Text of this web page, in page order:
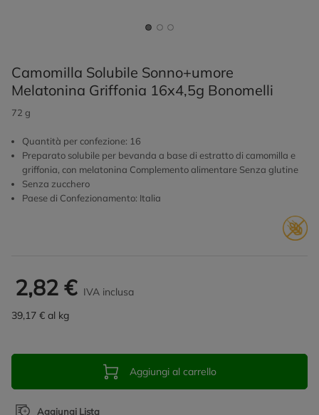
Camomilla Solubile Sonno+umore
Melatonina Griffonia 16x4,5g Bonomelli
72 g
Quantità per confezione: 16
Preparato solubile per bevanda a base di estratto di camomilla e
griffonia, con melatonina Complemento alimentare Senza glutine
Senza zucchero
Paese di Confezionamento: Italia
2,82 € IVA inclusa
39,17 € al kg
Aggiungi al carrello
Aggiungi Lista